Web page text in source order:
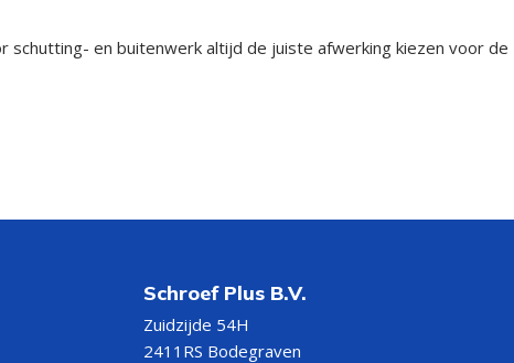
en buitenwerk altijd de juiste afwerking kiezen voor de
Schroef Plus B.V.
Zuidzijde 54H
2411RS Bodegraven